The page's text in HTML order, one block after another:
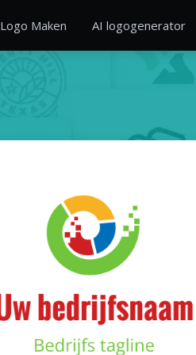
Logo Maken AI logogenerator